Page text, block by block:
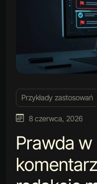
Przykłady zastosowań
8 czerwca, 2026
Prawda w